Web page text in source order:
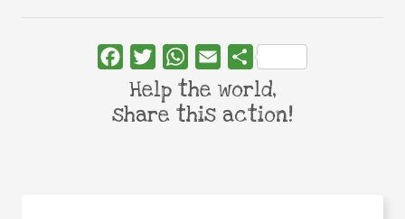
FacebookTwitterWhatsApp
Email Share
Help the world,
share this action!